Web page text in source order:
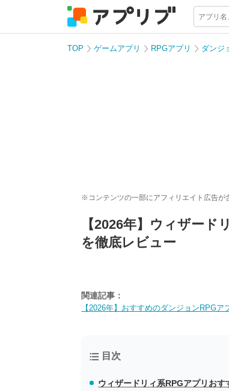
TOP ゲームアプリ RPGアプリ ダンジ
※コンテンツの一部にアフィリエイト広告が
【2026年】ウィザー
を徹底レビュー
関連記事：
【2026年】おすすめのダンジョンRPGア
目次
ウィザードリィ系RPGアプリおす